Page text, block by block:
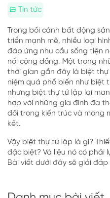
Tin tức
Trong bối cảnh bất động
triển mạnh mẽ, nhiều loại
đáp ứng nhu cầu sống tiện
nối cộng đồng. Một trong
thời gian gần đây là biệt thự
niệm quá phổ biến như biệt
nhưng biệt thự tứ lập lại
hợp với những gia đình đa
đối trong kiến trúc và mong
kết.
Vậy biệt thự tứ lập là gì?
đặc biệt? Và liệu nó có phải
Bài viết dưới đây sẽ giải